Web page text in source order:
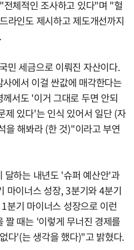
체적인 조사하고 있다"며 "헐
라인도 제시하고 제도개선까지
민 세금으로 이뤄진 자산이다.
에서 이걸 싼값에 매각한다는
서도 '이거 그대로 두면 안되
제 있다'는 인식 있어서 일단 (자
을 해봐라 (한 것)"이라고 부연
달하는 내년도 '슈퍼 예산안'과
마이너스 성장, 3분기와 4분기
분기 마이너스 성장으로 이런
짤 때는 '이렇게 무너진 경제를
다'(는 생각을 했다)"고 밝혔다.